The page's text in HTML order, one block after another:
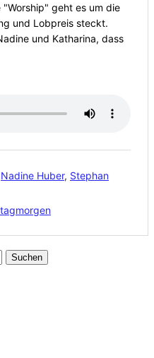
geht es um die
und Lobpreis steckt.
und Katharina, dass
Nadine Huber, Stephan